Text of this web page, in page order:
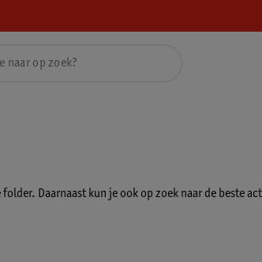
Daarnaast kun je ook op zoek naar de beste